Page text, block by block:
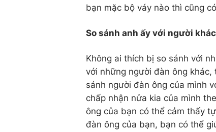
bạn mặc bộ váy nào thì cũng
So sánh anh ấy với người khác
Không ai thích bị so sánh với
với những người đàn ông
sánh người đàn ông của mình
chấp nhận nửa kia của mình
ông của bạn có thể cảm thấy
đàn ông của bạn, bạn có thể